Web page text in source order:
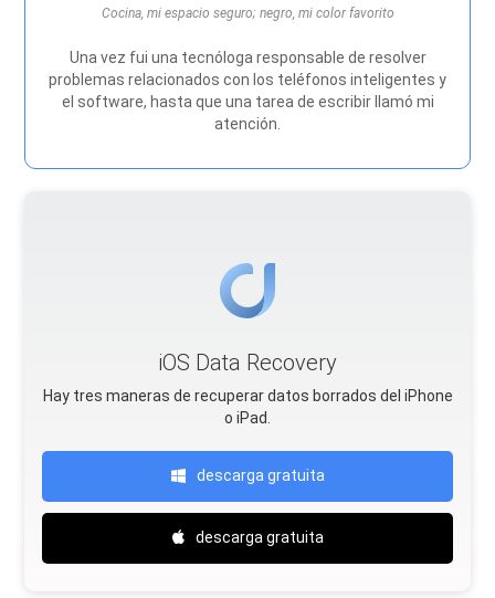
Cocina, mi espacio seguro; negro, mi color favorito
Una vez fui una tecnóloga responsable de resolver
problemas relacionados con los teléfonos inteligentes y
el software, hasta que una tarea de escribir llamó mi
atención.
iOS Data Recovery
Hay tres maneras de recuperar datos borrados del iPhone
o iPad.
descarga gratuita
descarga gratuita